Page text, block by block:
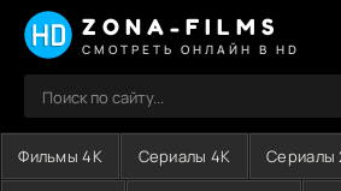
ZONA-FILMS
СМОТРЕТЬ ОНЛАЙН В HD
Фильмы 4K Сериалы 4K Сериалы